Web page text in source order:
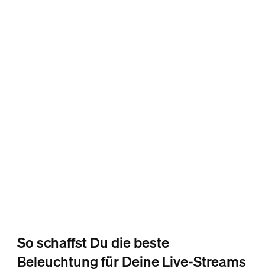
So schaffst Du die beste
Beleuchtung für Deine Live-Streams